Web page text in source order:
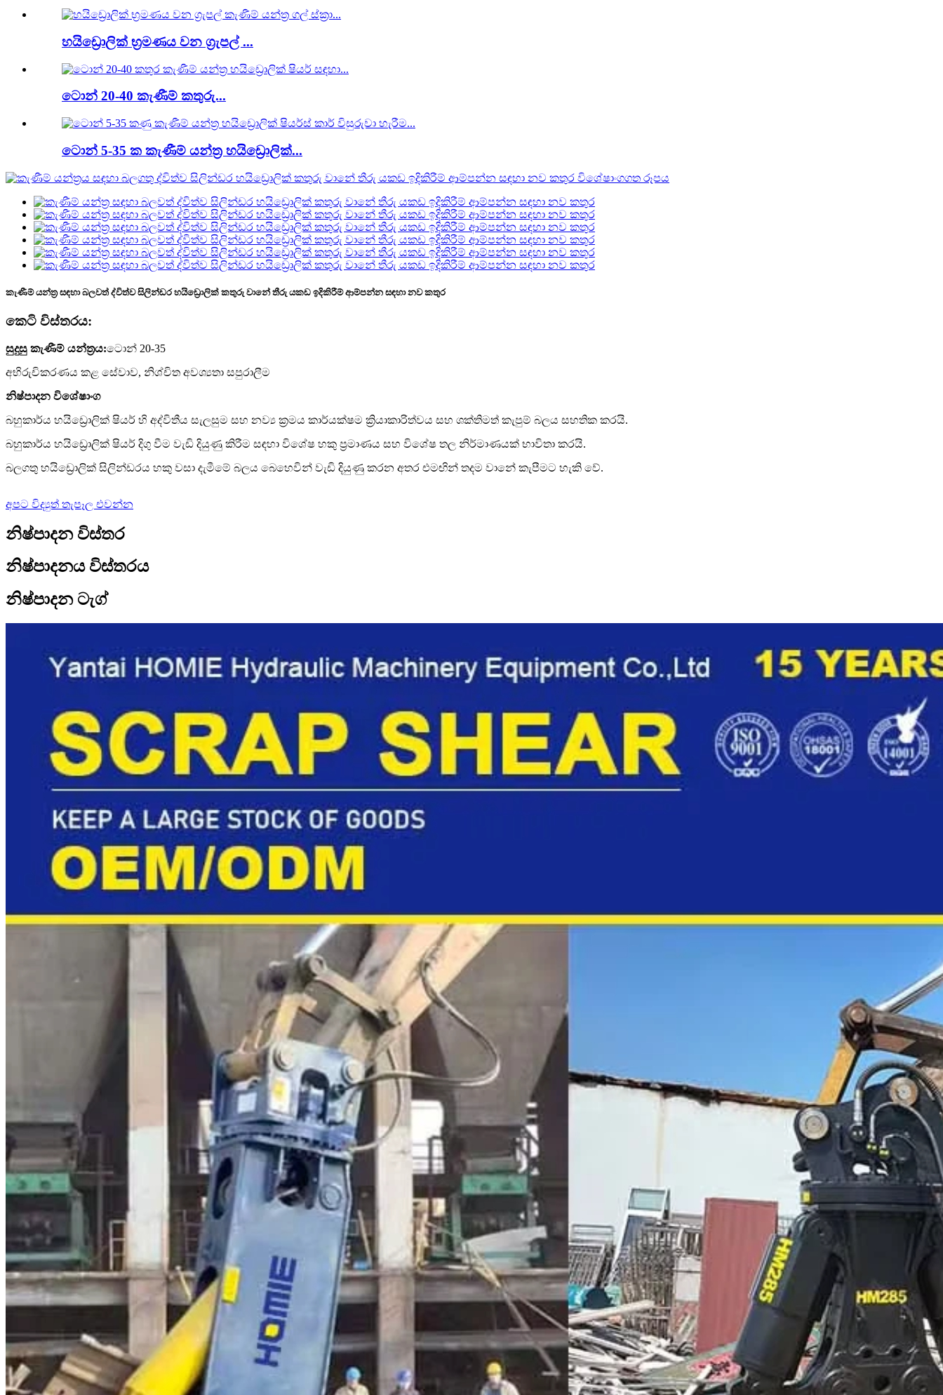
හයිඩ්‍රොලික් භ්‍රමණය වන ග්‍රැපල් ...
ටොන් 20-40 කැණීම් කතුරු...
ටොන් 5-35 ක කැණීම් යන්ත්‍ර හයිඩ්‍රොලික්...
කැණීම් යන්ත්‍ර සඳහා බලවත් ද්විත්ව සිලින්ඩර හයිඩ්‍රොලික් කතුරු වානේ තීරු යකඩ ඉදිකිරීම් ආම්පන්න සඳහා නව කතුර
කෙටි විස්තරය:
සුදුසු කැණීම් යන්ත්‍රය:ටොන් 20-35
අභිරුචිකරණය කළ සේවාව, නිශ්චිත අවශ්‍යතා සපුරාලීම
නිෂ්පාදන විශේෂාංග
බහුකාර්ය හයිඩ්‍රොලික් ෂියර් හි අද්විතීය සැලසුම සහ නව්‍ය ක්‍රමය කාර්යක්ෂම ක්‍රියාකාරිත්වය සහ ශක්තිමත් කැපුම් බලය සහතික කරයි.
බහුකාර්ය හයිඩ්‍රොලික් ෂියර් දිගු වීම වැඩි දියුණු කිරීම සඳහා විශේෂ හකු ප්‍රමාණය සහ විශේෂ තල නිර්මාණයක් භාවිතා කරයි.
බලගතු හයිඩ්‍රොලික් සිලින්ඩරය හකු වසා දැමීමේ බලය බෙහෙවින් වැඩි දියුණු කරන අතර එමඟින් තදම වානේ කැපීමට හැකි වේ.
අපට විද්‍යුත් තැපෑල එවන්න
නිෂ්පාදන විස්තර
නිෂ්පාදනය විස්තරය
නිෂ්පාදන ටැග්